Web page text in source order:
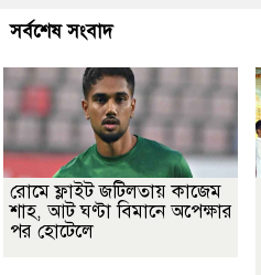
সর্বশেষ সংবাদ
রোমে ফ্লাইট জটিলতায় কাজেম
শাহ, আট ঘণ্টা বিমানে অপেক্ষার
পর হোটেলে